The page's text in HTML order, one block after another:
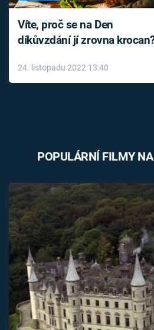
Víte, proč se na Den
díkůvzdání jí zrovna
24. listopadu 2022 13:40
POPULÁRNÍ FILMY